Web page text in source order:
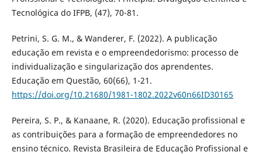
Tecnológica do IFPB, (47), 70-81.
Petrini, S. G. M., & Wanderer, F. (2022). A publicação
educação em revista e o empreendedorismo: processo de
individualização e singularização dos aprendentes.
Educação em Questão, 60(66), 1-21.
https://doi.org/10.21680/1981-1802.2022v60n66ID30165
Pereira, S. P., & Kanaane, R. (2020). Educação profissional e
as contribuições para a formação de empreendedores no
ensino técnico. Revista Brasileira de Educação Profissional e